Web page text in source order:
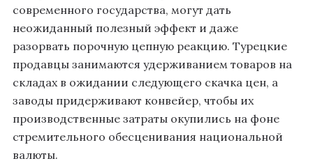
современного государства, могут дать
неожиданный полезный эффект и даже
разорвать порочную цепную реакцию. Турецкие
продавцы занимаются удерживанием товаров на
складах в ожидании следующего скачка цен, а
заводы придерживают конвейер, чтобы их
производственные затраты окупились на фоне
стремительного обесценивания национальной
валюты.